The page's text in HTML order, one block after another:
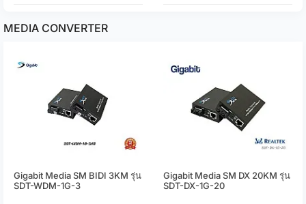
MEDIA CONVERTER
Gigabit Media SM BIDI 3KM รุ่น
SDT-WDM-1G-3
Gigabit Media SM DX 20KM รุ่น
SDT-DX-1G-20